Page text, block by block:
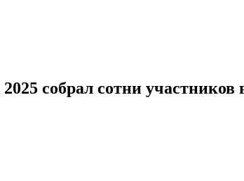
собрал сотни участников